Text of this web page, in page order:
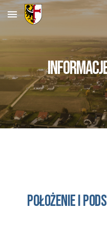
Skip to main content
POŁOŻENIE I